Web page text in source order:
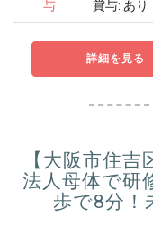
与
賞与: あ
詳細を見る
【大阪市住
法人母体で研
歩で8分